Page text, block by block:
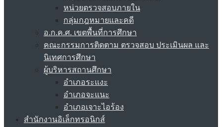
หน่วยตรวจสอบภายใน
กลุ่มกฎหมายและคดี
อ.ก.ค.ศ. เขตพื้นที่การศึกษา
คณะกรรมการติดตาม ตรวจสอบ ประเมินผล และ
นิเทศการศึกษา
ผู้บริหารสถานศึกษา
อำเภอระแงะ
อำเภอจะแนะ
อำเภอเจาะไอร้อง
สำนักงานอิเล็กทรอนิกส์